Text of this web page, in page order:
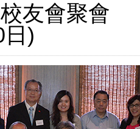
友會聚會
)